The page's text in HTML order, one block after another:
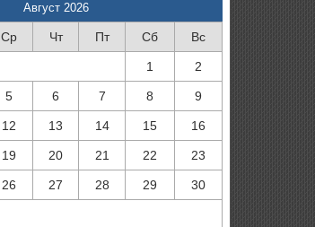
Август 2026
Ср Чт Пт Сб Вс
1 2
5 6 7 8 9
12 13 14 15 16
19 20 21 22 23
26 27 28 29 30